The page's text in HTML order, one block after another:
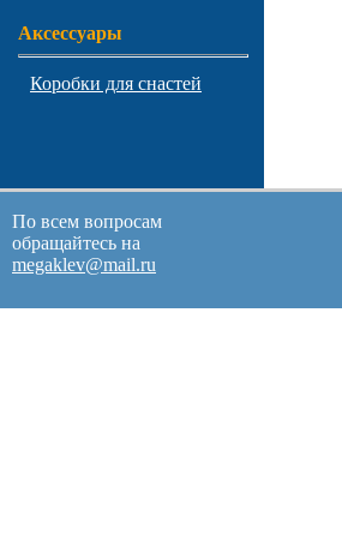
Аксессуары
Коробки для снастей
По всем вопросам
обращайтесь на
megaklev@mail.ru